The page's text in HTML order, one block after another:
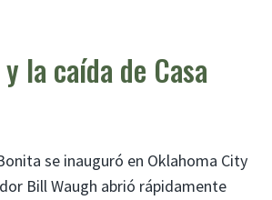
la caída de Casa
se inauguró en Oklahoma City
Bill Waugh abrió rápidamente